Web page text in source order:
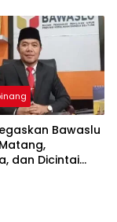
Bawaslu
dan Dicintai